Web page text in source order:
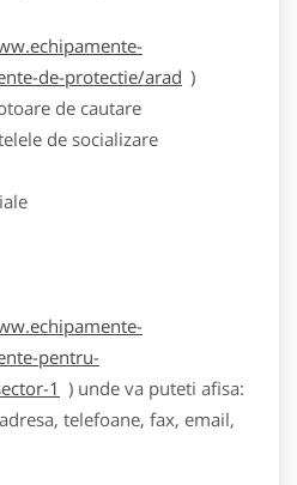
de-protectie/arad )
de cautare
de socializare
pentru-
1 ) unde va puteti afisa:
telefoane, fax, email,